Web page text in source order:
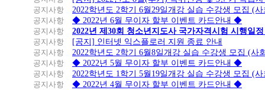
공지사항
2022학년도 2학기 6월29일개강 실습 수강생 모집 (
공지사항
◆ 2022년 6월 무이자 할부 이벤트 카드안내 ◆
공지사항
2022년 제30회 청소년지도사 국가자격시험 시행일
공지사항
[공지] 인터넷 익스플로러 지원 종료 안내
공지사항
2022학년도 2학기 6월8일개강 실습 수강생 모집 (사
공지사항
◆ 2022년 5월 무이자 할부 이벤트 카드안내 ◆
공지사항
2022학년도 1학기 5월19일개강 실습 수강생 모집 (
공지사항
◆ 2022년 4월 무이자 할부 이벤트 카드안내 ◆